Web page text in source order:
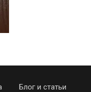
Блог и статьи